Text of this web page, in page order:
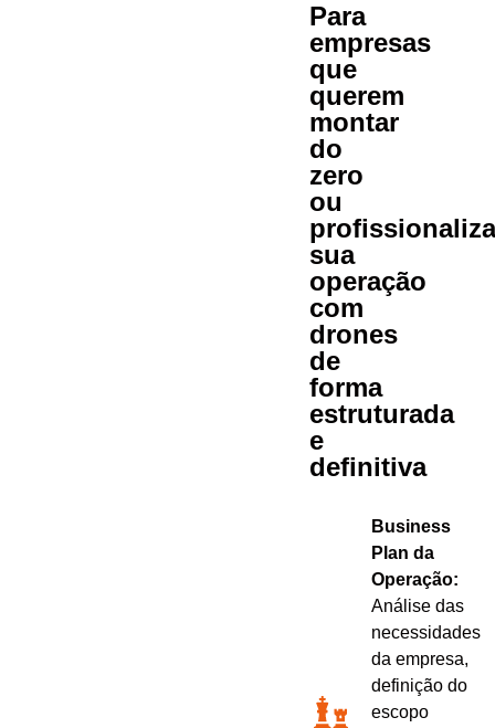
Para
empresas
que
querem
montar
do
zero
ou
sua
operação
com
drones
de
forma
estruturada
e
definitiva
Business
Plan da
Operação:
Análise das
necessidades
da empresa,
definição do
escopo